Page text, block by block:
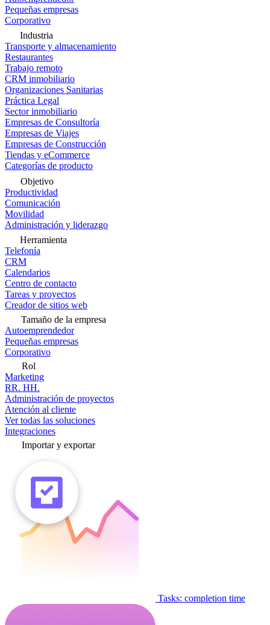
Pequeñas empresas
Corporativo
Industria
Transporte y almacenamiento
Restaurantes
Trabajo remoto
CRM inmobiliario
Organizaciones Sanitarias
Práctica Legal
Sector inmobiliario
Empresas de Consultoría
Empresas de Viajes
Empresas de Construcción
Tiendas y eCommerce
Categorías de producto
Objetivo
Productividad
Comunicación
Movilidad
Administración y liderazgo
Herramienta
Telefonía
CRM
Calendarios
Centro de contacto
Tareas y proyectos
Creador de sitios web
Tamaño de la empresa
Autoemprendedor
Pequeñas empresas
Corporativo
Rol
Marketing
RR. HH.
Administración de proyectos
Atención al cliente
Ver todas las soluciones
Integraciones
Importar y exportar
Tasks: completion time